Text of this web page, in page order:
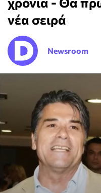
νέα σειρά
Newsroom